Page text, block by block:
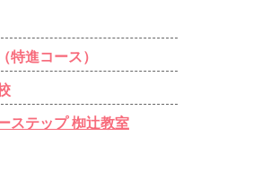
特進コース）
ステップ 椥辻教室